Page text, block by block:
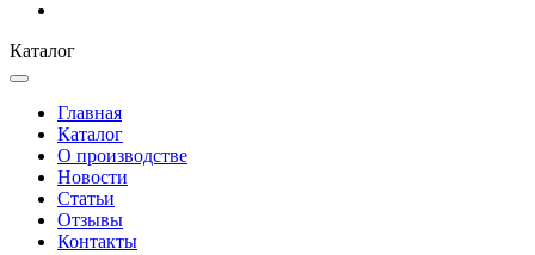
Каталог
Главная
Каталог
О производстве
Новости
Статьи
Отзывы
Контакты